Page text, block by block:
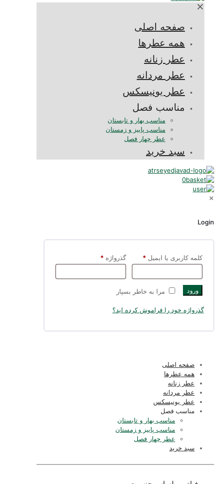
✕
صفحه اصلی
همه عطرها
عطر زنانه
عطر مردانه
عطر یونیسکس
مناسب فصل
مناسب بهار و تابستان
مناسب پاییز و زمستان
عطر چهار فصل
سبد خرید
0
✕
Login
کلمه کاربری یا ایمیل * گذرواژه*
مرا به خاطر بسپار ورود
گذرواژه خود را فراموش کرده اید؟
صفحه اصلی
همه عطرها
عطر زنانه
عطر مردانه
عطر یونیسکس
مناسب فصل
مناسب بهار و تابستان
مناسب پاییز و زمستان
عطر چهار فصل
سبد خرید